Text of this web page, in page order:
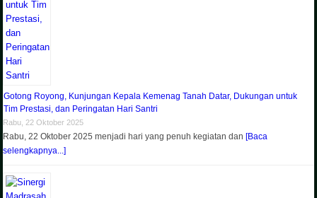
Gotong Royong, Kunjungan Kepala Kemenag Tanah Datar, Dukungan untuk
Tim Prestasi, dan Peringatan Hari Santri
Rabu, 22 Oktober 2025
Rabu, 22 Oktober 2025 menjadi hari yang penuh kegiatan dan[Baca
selengkapnya...]